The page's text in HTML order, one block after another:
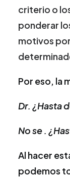
criterio o
ponderar
motivos
Por eso, la
Dr. ¿Hasta
No se .
Al hacer
podemos